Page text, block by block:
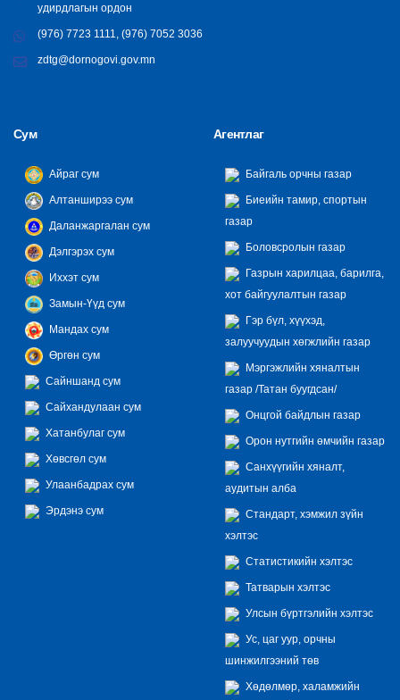
удирдлагын ордон
(976) 7723 1111, (976) 7052 3036
zdtg@dornogovi.gov.mn
Сум
Айраг сум
Алтанширээ сум
Даланжаргалан сум
Дэлгэрэх сум
Иххэт сум
Замын-Үүд сум
Мандах сум
Өргөн сум
Сайншанд сум
Сайхандулаан сум
Хатанбулаг сум
Хөвсгөл сум
Улаанбадрах сум
Эрдэнэ сум
Агентлаг
Байгаль орчны газар
Биеийн тамир, спортын
газар
Боловсролын газар
Газрын харилцаа, барилга,
хот байгуулалтын газар
Гэр бүл, хүүхэд,
залуучуудын хөгжлийн газар
Мэргэжлийн хяналтын
газар /Татан буугдсан/
Онцгой байдлын газар
Орон нутгийн өмчийн газар
Санхүүгийн хяналт,
аудитын алба
Стандарт, хэмжил зүйн
хэлтэс
Статистикийн хэлтэс
Татварын хэлтэс
Улсын бүртгэлийн хэлтэс
Ус, цаг уур, орчны
шинжилгээний төв
Хөдөлмөр, халамжийн